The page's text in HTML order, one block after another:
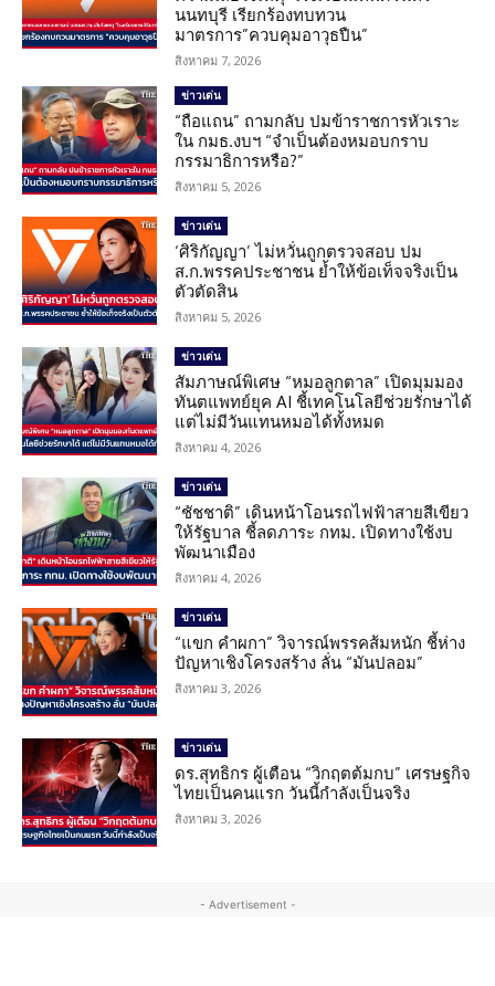
นนทบุรี เรียกร้องทบทวน
มาตรการ”ควบคุมอาวุธปืน”
สิงหาคม 7, 2026
ข่าวเด่น
“ถือแถน” ถามกลับ ปมข้าราชการหัวเราะ
ใน กมธ.งบฯ “จำเป็นต้องหมอบกราบ
กรรมาธิการหรือ?”
สิงหาคม 5, 2026
ข่าวเด่น
‘ศิริกัญญา’ ไม่หวั่นถูกตรวจสอบ ปม
ส.ก.พรรคประชาชน ย้ำให้ข้อเท็จจริงเป็น
ตัวตัดสิน
สิงหาคม 5, 2026
ข่าวเด่น
สัมภาษณ์พิเศษ “หมอลูกตาล” เปิดมุมมอง
ทันตแพทย์ยุค AI ชี้เทคโนโลยีช่วยรักษาได้
แต่ไม่มีวันแทนหมอได้ทั้งหมด
สิงหาคม 4, 2026
ข่าวเด่น
“ชัชชาติ” เดินหน้าโอนรถไฟฟ้าสายสีเขียว
ให้รัฐบาล ชี้ลดภาระ กทม. เปิดทางใช้งบ
พัฒนาเมือง
สิงหาคม 4, 2026
ข่าวเด่น
“แขก คำผกา” วิจารณ์พรรคส้มหนัก ชี้ห่าง
ปัญหาเชิงโครงสร้าง ลั่น “มันปลอม”
สิงหาคม 3, 2026
ข่าวเด่น
ดร.สุทธิกร ผู้เตือน “วิกฤตต้มกบ” เศรษฐกิจ
ไทยเป็นคนแรก วันนี้กำลังเป็นจริง
สิงหาคม 3, 2026
- Advertisement -